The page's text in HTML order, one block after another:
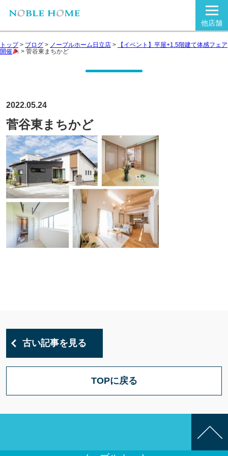
他店舗
トップ> ブログ > ノーブルホーム日立店 >
【イベント】平屋+1.5階建て体感フェア
開催
> 菅谷東まちかど
2022.05.24
菅谷東まちかど
古い記事を見る
TOPに戻る